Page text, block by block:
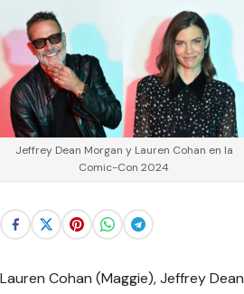
Jeffrey Dean Morgan y Lauren Cohan en la
Comic-Con 2024
Lauren Cohan (Maggie), Jeffrey Dean